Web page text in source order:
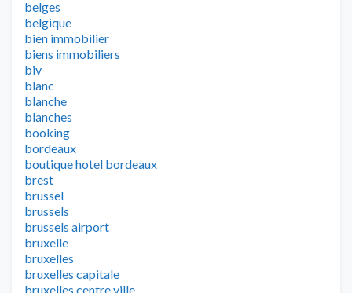
belges
belgique
bien immobilier
biens immobiliers
biv
blanc
blanche
blanches
booking
bordeaux
boutique hotel bordeaux
brest
brussel
brussels
brussels airport
bruxelle
bruxelles
bruxelles capitale
bruxelles centre ville